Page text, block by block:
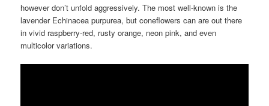
however don’t unfold aggressively. The most well-known is the
lavender Echinacea purpurea, but coneflowers can are out there
in vivid raspberry-red, rusty orange, neon pink, and even
multicolor variations.